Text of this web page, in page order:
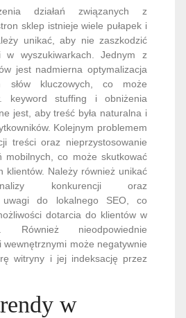
działań związanych z
sklep istnieje wiele pułapek i
unikać, aby nie zaszkodzić
w wyszukiwarkach. Jednym z
jest nadmierna optymalizacja
słów kluczowych, co może
keyword stuffing i obniżenia
jest, aby treść była naturalna i
Kolejnym problemem
treści oraz nieprzystosowanie
mobilnych, co może skutkować
klientów. Należy również unikać
konkurencji oraz
uwagi do lokalnego SEO, co
dotarcia do klientów w
Również nieodpowiednie
może negatywnie
witryny i jej indeksację przez
w